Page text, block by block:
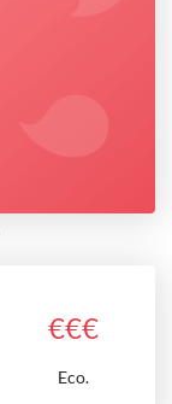
€€€
Eco.